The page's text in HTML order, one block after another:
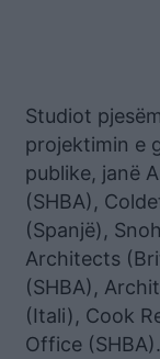
Studiot
projektimin e
publike, janë
(SHBA),
(Spanjë),
Architects
(SHBA),
(Itali), Cook
Office (SHBA).